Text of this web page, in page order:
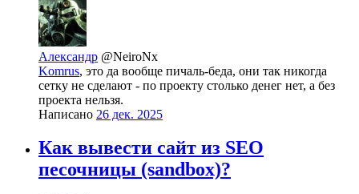
Александр @NeiroNx
Komrus, это да вообще пичаль-беда, они так никогда
сетку не сделают - по проекту столько денег нет, а без
проекта нельзя.
Написано 26 дек. 2025
Как вывести сайт из SEO
песочницы (sandbox)?